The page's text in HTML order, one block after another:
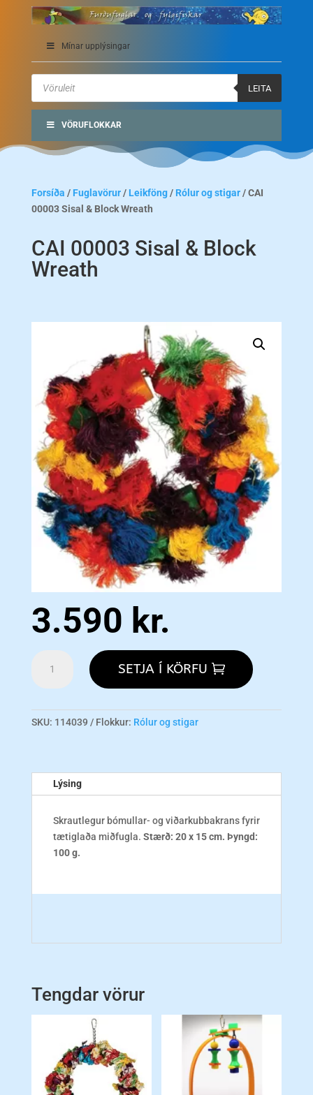
Mínar upplýsingar
Products
search
LEITA
VÖRUFLOKKAR
Forsíða / Fuglavörur/ Leikföng/ Rólur og stigar/ CAI
00003 Sisal & Block Wreath
CAI 00003 Sisal & Block
Wreath
3.590 kr.
00003
Block
SETJA Í KÖRFU
SKU: 114039 Flokkur: Rólur og stigar
Lýsing
Skrautlegur bómullar- og viðarkubbakrans fyrir
tætiglaða miðfugla. Stærð: 20 x 15 cm. Þyngd:
100 g.
Tengdar vörur